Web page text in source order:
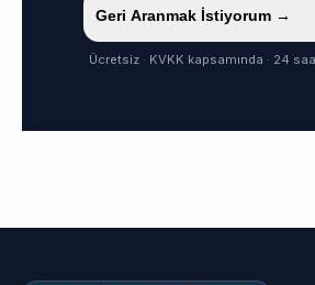
Geri Aranmak İstiyorum →
Ücretsiz · KVKK kapsamında · 24